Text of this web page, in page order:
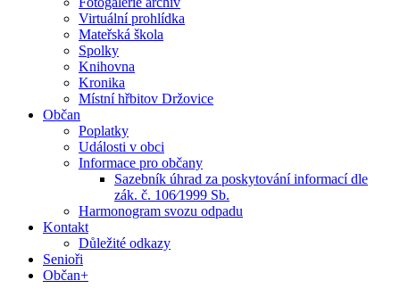
Virtuální prohlídka
Mateřská škola
Spolky
Knihovna
Kronika
Místní hřbitov Držovice
Občan
Poplatky
Události v obci
Informace pro občany
Sazebník úhrad za poskytování informací dle
zák. č. 106⁄1999 Sb.
Harmonogram svozu odpadu
Kontakt
Důležité odkazy
Senioři
Občan+